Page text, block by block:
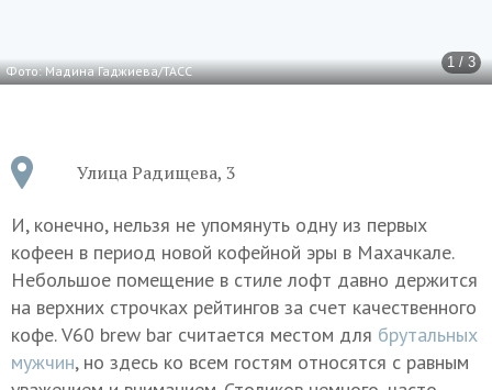
1 / 3
Фото: Мадина Гаджиева/ТАСС
Улица Радищева, 3
И, конечно, нельзя не упомянуть одну из первых
кофеен в период новой кофейной эры в Махачкале.
Небольшое помещение в стиле лофт давно держится
на верхних строчках рейтингов за счет качественного
кофе. V60 brew bar считается местом для брутальных
мужчин, но здесь ко всем гостям относятся с равным